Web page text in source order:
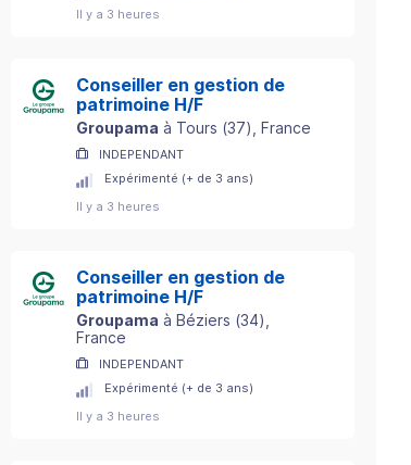
Il y a 3 heures
Conseiller en gestion de
patrimoine H/F
Groupama à Tours (37) , France
INDEPENDANT
Expérimenté (+ de 3 ans)
Il y a 3 heures
Conseiller en gestion de
patrimoine H/F
Groupama à Béziers (34)
France
INDEPENDANT
Expérimenté (+ de 3 ans)
Il y a 3 heures